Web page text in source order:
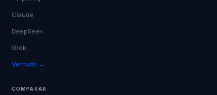
Claude
DeepSeek
Grok
Ver tudo →
COMPARAR